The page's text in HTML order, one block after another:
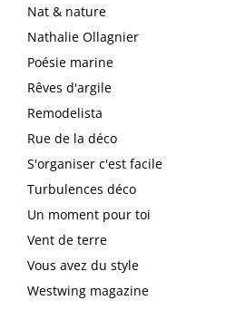
Nat & nature
Nathalie Ollagnier
Poésie marine
Rêves d'argile
Remodelista
Rue de la déco
S'organiser c'est facile
Turbulences déco
Un moment pour toi
Vent de terre
Vous avez du style
Westwing magazine